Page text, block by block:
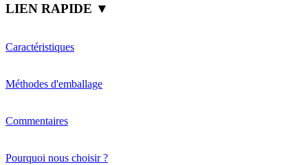
LIEN RAPIDE ▼
Caractéristiques
Méthodes d'emballage
Commentaires
Pourquoi nous choisir ?